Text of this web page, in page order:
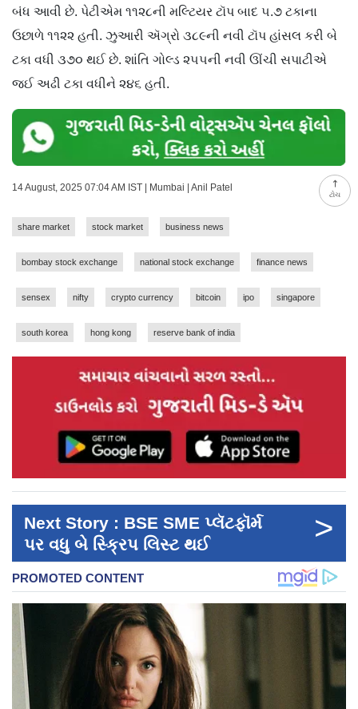
ટોચ
બંધ આવી છે. પેટીએમ ૧૧૨૮ની મલ્ટિયર ટૉપ બાદ ૫.૭ ટકાના
ઉછાળે ૧૧૨૨ હતી. ઝુઆરી ઍગ્રો ૩૮૯ની નવી ટૉપ હાંસલ કરી બે
ટકા વધી ૩૭૦ થઈ છે. શાંતિ ગોલ્ડ ૨૫૫ની નવી ઊંચી સપાટીએ
જઈ અઢી ટકા વધીને ૨૪૬ હતી.
14 August, 2025 07:04 AM IST | Mumbai | Anil Patel
share market stock market business news
bombay stock exchange national stock exchange finance news
sensex nifty crypto currency bitcoin ipo singapore
south korea hong kong reserve bank of india
Next Story : BSE SME પ્લૅટફૉર્મ
પર વધુ બે સ્ક્રિપ લિસ્ટ થઈ
>